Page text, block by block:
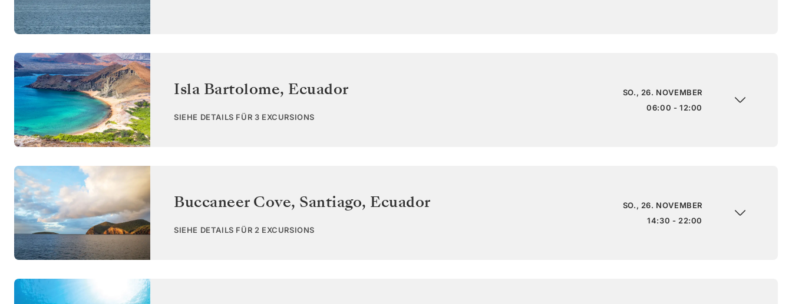
Isla Bartolome, Ecuador
SIEHE DETAILS FÜR 3 EXCURSIONS
SO., 26. NOVEMBER
06:00 - 12:00
Buccaneer Cove, Santiago, Ecuador
SIEHE DETAILS FÜR 2 EXCURSIONS
SO., 26. NOVEMBER
14:30 - 22:00